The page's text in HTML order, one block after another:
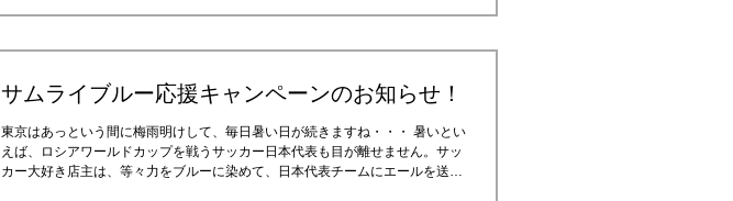
サムライブルー応援キャンペーンのお知らせ！
東京はあっという間に梅雨明けして、毎日暑い日が続きますね・・・ 暑いとい
えば、ロシアワールドカップを戦うサッカー日本代表も目が離せません。サッ
カー大好き店主は、等々力をブルーに染めて、日本代表チームにエールを送れ